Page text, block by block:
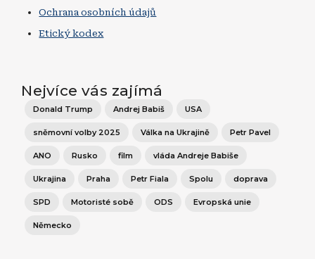
Ochrana osobních údajů
Etický kodex
Nejvíce vás zajímá
Donald Trump Andrej Babiš USA
sněmovní volby 2025 Válka na Ukrajině Petr Pavel
ANO Rusko film vláda Andreje Babiše
Ukrajina Praha Petr Fiala Spolu doprava
SPD Motoristé sobě ODS Evropská unie
Německo